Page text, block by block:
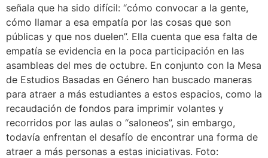
señala que ha sido difícil: “cómo convocar a la gente,
cómo llamar a esa empatía por las cosas que son
públicas y que nos duelen”. Ella cuenta que esa falta de
empatía se evidencia en la poca participación en las
asambleas del mes de octubre. En conjunto con la Mesa
de Estudios Basadas en Género han buscado maneras
para atraer a más estudiantes a estos espacios, como la
recaudación de fondos para imprimir volantes y
recorridos por las aulas o “saloneos”, sin embargo,
todavía enfrentan el desafío de encontrar una forma de
atraer a más personas a estas iniciativas. Foto: